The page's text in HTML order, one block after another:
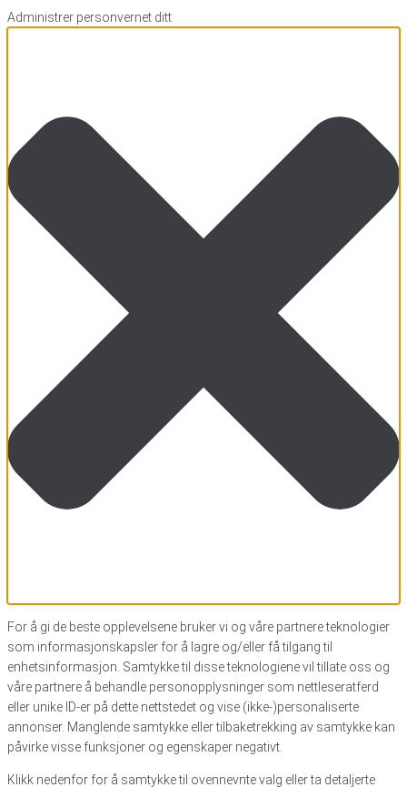
Administrer personvernet ditt
For å gi de beste opplevelsene bruker vi og våre partnere teknologier
som informasjonskapsler for å lagre og/eller få tilgang til
enhetsinformasjon. Samtykke til disse teknologiene vil tillate oss og
våre partnere å behandle personopplysninger som nettleseratferd
eller unike ID-er på dette nettstedet og vise (ikke-)personaliserte
annonser. Manglende samtykke eller tilbaketrekking av samtykke kan
påvirke visse funksjoner og egenskaper negativt.
Klikk nedenfor for å samtykke til ovennevnte valg eller ta detaljerte